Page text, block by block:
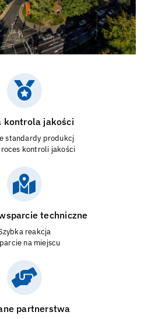
kontrola jakości
standardy produkcj
kontroli jakości
techniczne
reakcja
na miejscu
partnerstwa